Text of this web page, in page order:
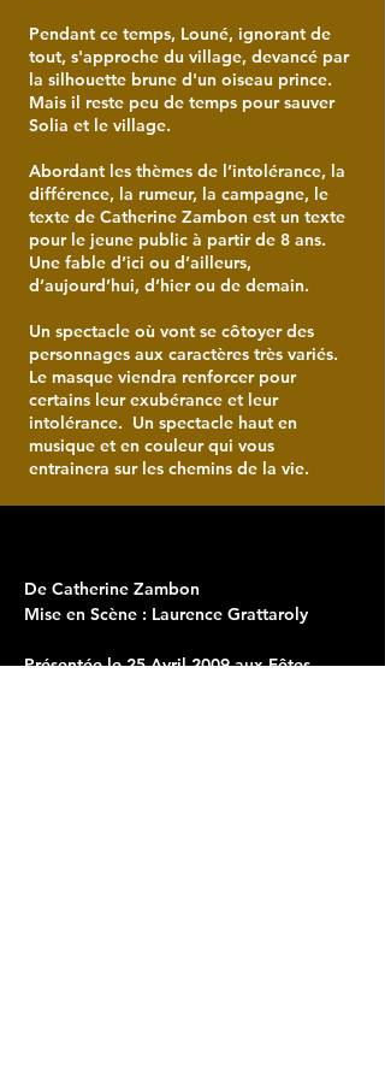
Pendant ce temps, Louné, ignorant de
tout, s'approche du village, devancé par
la silhouette brune d'un oiseau prince.
Mais il reste peu de temps pour sauver
Solia et le village.
Abordant les thèmes de l’intolérance, la
différence, la rumeur, la campagne, le
texte de Catherine Zambon est un texte
pour le jeune public à partir de 8 ans.
Une fable d’ici ou d’ailleurs,
d’aujourd’hui, d’hier ou de demain.
Un spectacle où vont se côtoyer des
personnages aux caractères très variés.
Le masque viendra renforcer pour
certains leur exubérance et leur
intolérance. Un spectacle haut en
musique et en couleur qui vous
entrainera sur les chemins de la vie.
De Catherine Zambon
Mise en Scène : Laurence Grattaroly
Présentée le 25 Avril 2009 aux Fêtes